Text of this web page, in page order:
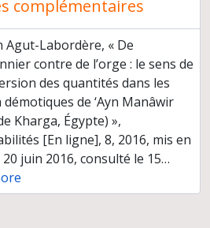
complémentaires
Agut-Labordère, « De
contre de l’orge : le sens de
des quantités dans les
de ‘Ayn Manâwir
Kharga, Égypte) »,
[En ligne], 8, 2016, mis en
juin 2016, consulté le 15…